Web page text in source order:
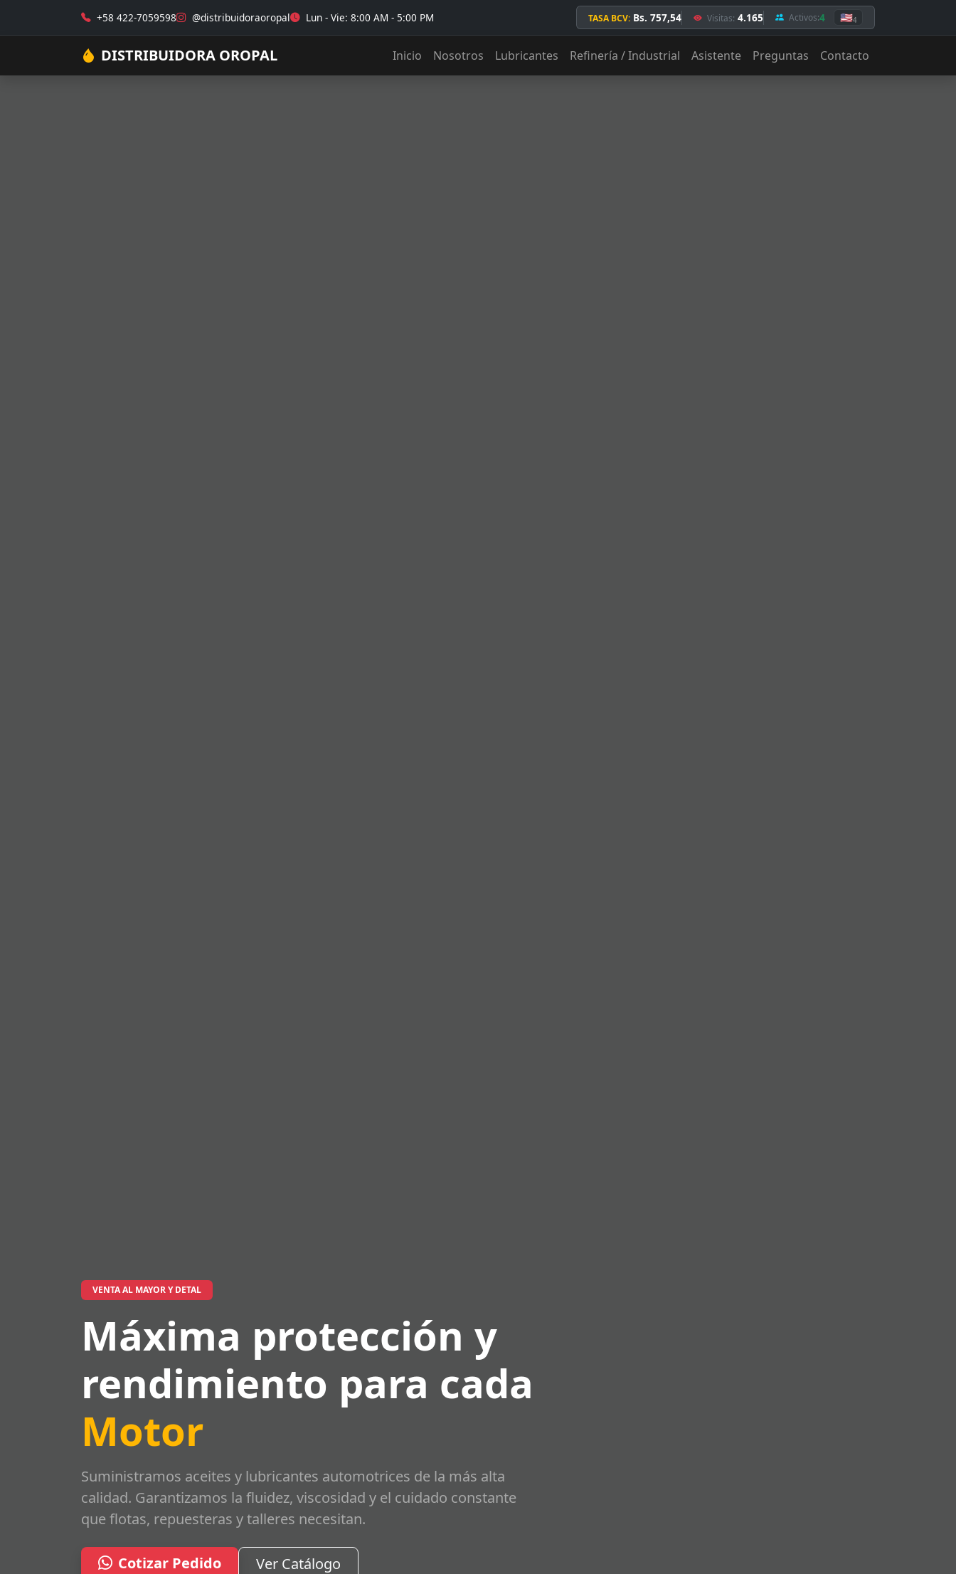
+58 422-7059598 @distribuidoraoropal Lun - Vie: 8:00 AM - 5:00 PM TASA BCV: Bs. 757,54 Visitas: 4.165 Activos:4 🇺🇸4
DISTRIBUIDORA OROPAL Inicio Nosotros Lubricantes Refinería / Industrial Asistente Preguntas Contacto
VENTA AL MAYOR Y DETAL
Máxima protección y
rendimiento para cada
Motor
Suministramos aceites y lubricantes automotrices de la más alta
calidad. Garantizamos la fluidez, viscosidad y el cuidado constante
que flotas, repuesteras y talleres necesitan.
Cotizar Pedido Ver Catálogo